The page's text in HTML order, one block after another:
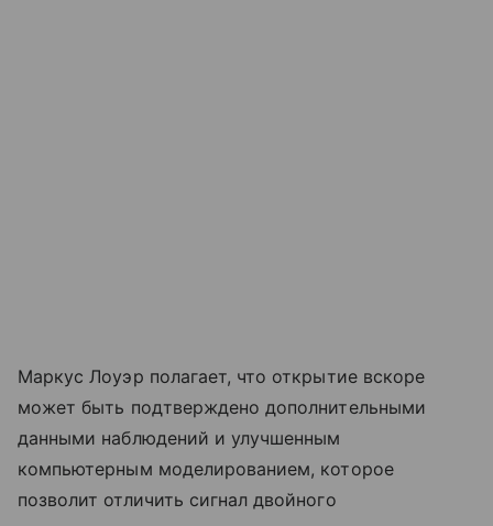
Маркус Лоуэр полагает, что открытие вскоре
может быть подтверждено дополнительными
данными наблюдений и улучшенным
компьютерным моделированием, которое
позволит отличить сигнал двойного